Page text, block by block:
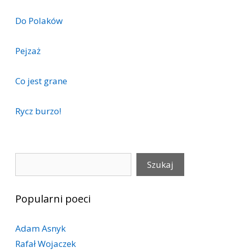
Do Polaków
Pejzaż
Co jest grane
Rycz burzo!
Szukaj
Popularni poeci
Adam Asnyk
Rafał Wojaczek